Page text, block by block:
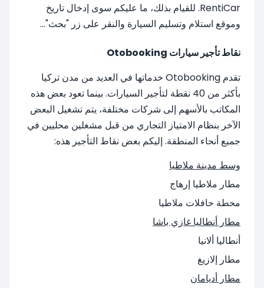
RentiCar. للقيام بذلك، ما عليكم سوى إدخال تاريخ
وموقع استلام وتسليم السيارة والنقر على زر "بحث"...
نقاط تأجير سيارات Otobooking
تقدم Otobooking خدماتها في العديد من مدن تركيا
بأكثر من 40 نقطة لتأجير السيارات. بينما تعود بعض هذه
المكاتب بالأسهم إلى شركات مختلفة، يتم تشغيل البعض
الآخر بنظام الامتياز التجاري من قبل مشغلين محليين في
جميع أنحاء المنطقة. إليكم بعض نقاط التأجير هذه:
وسط مدينة ملاطيا
مطار ملاطيا إرهاج
محطة حافلات ملاطيا
مطار أنطاليا غازي باشا
أنطاليا ألانيا
مطار إلازيغ
مطار أديامان